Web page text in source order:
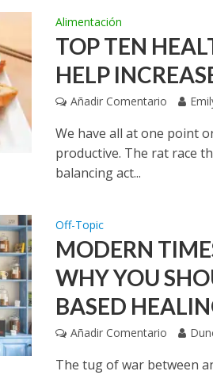
Alimentación
TOP TEN
HELP
Añadir Comentario
We have all at one point
productive. The rat race
balancing act...
Off-Topic
MODERN
WHY YOU
BASED
Añadir Comentario
The tug of war between